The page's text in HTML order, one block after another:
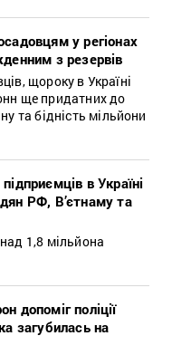
у регіонах
з резервів
щороку в Україні
ще придатних до
та бідність мільйони
в Україні
РФ, В’єтнаму та
1,8 мільйона
допоміг поліції
загубилась на